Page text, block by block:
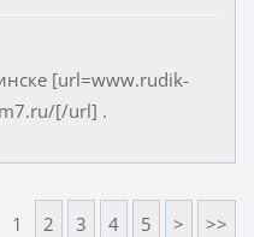
[url=www.rudik-
[/url] .
1 2 3 4 5 > >>